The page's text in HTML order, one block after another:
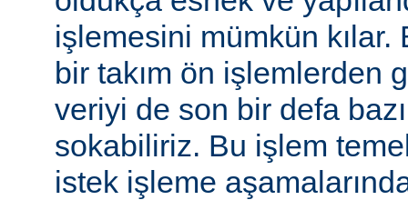
işlemesini mümkün
bir takım ön işlemlerden
veriyi de son bir defa
sokabiliriz. Bu işlem
istek işleme